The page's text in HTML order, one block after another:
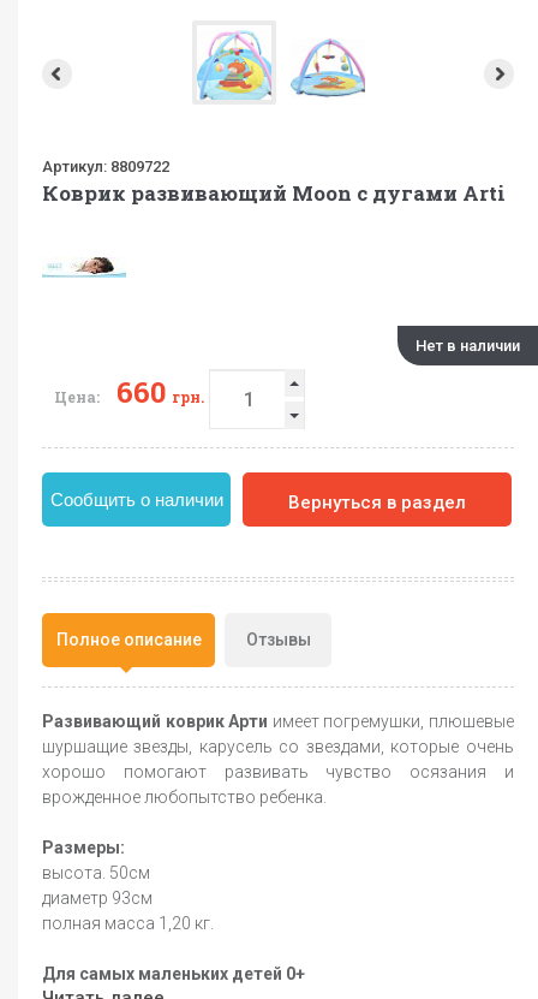
Артикул: 8809722
Коврик развивающий Moon с дугами Arti
Нет в наличии
Цена: 660 грн.
Сообщить о наличии Вернуться в раздел
Полное описание Отзывы
Развивающий коврик Арти имеет погремушки, плюшевые
шуршащие звезды, карусель со звездами, которые очень
хорошо помогают развивать чувство осязания и
врожденное любопытство ребенка.
Размеры:
высота. 50см
диаметр 93см
полная масса 1,20 кг.
Для самых маленьких детей 0+